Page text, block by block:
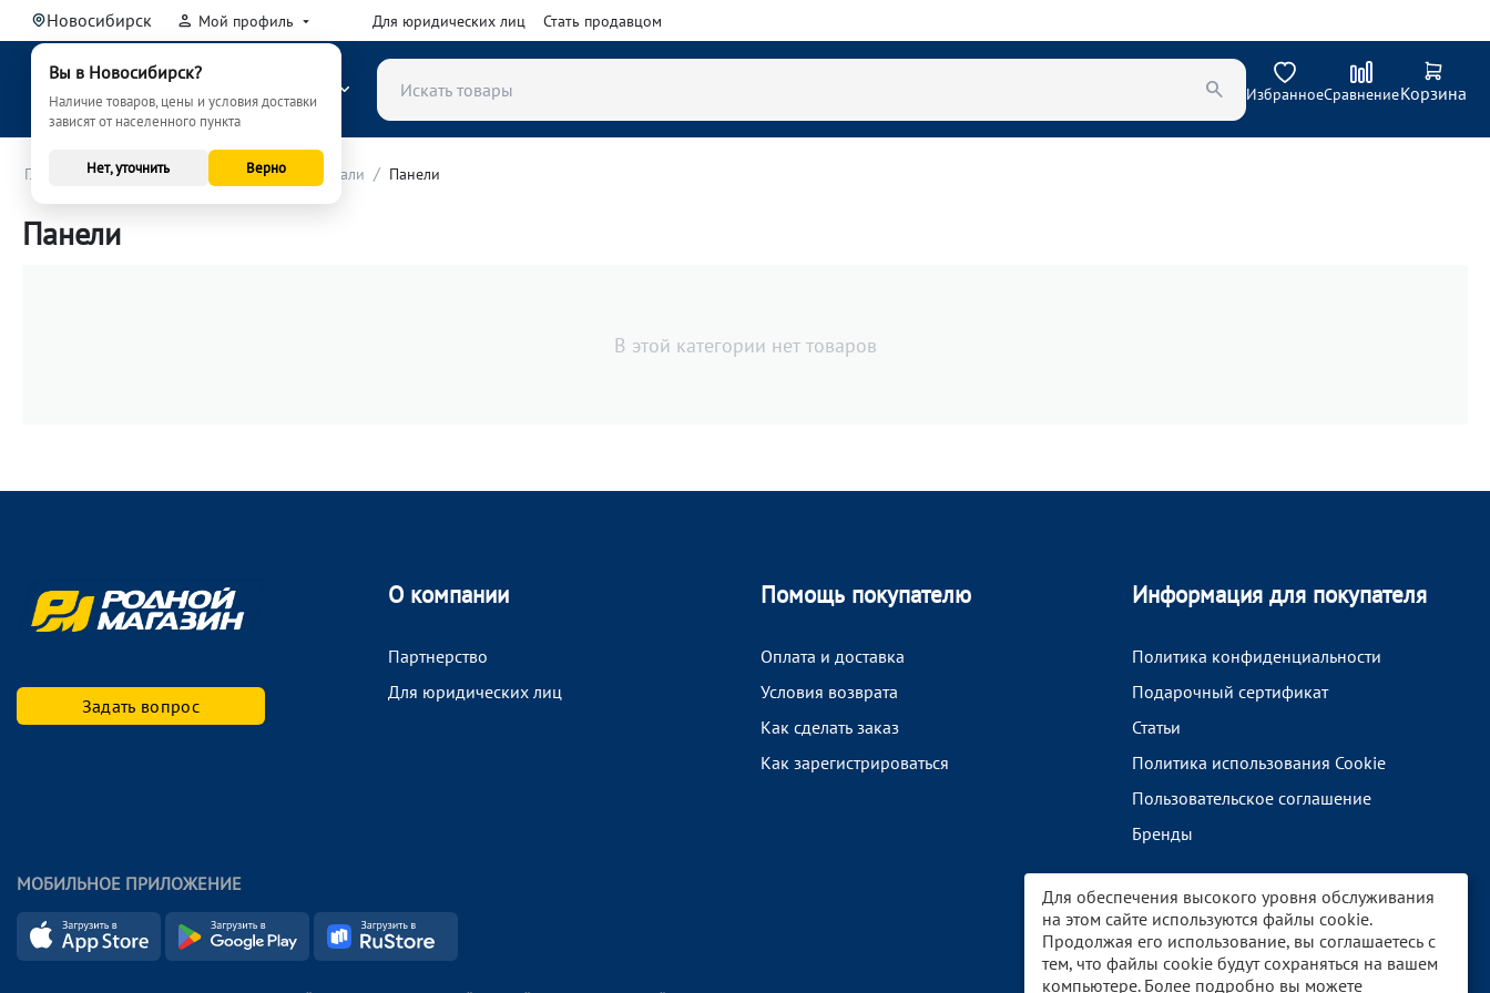
Новосибирск
Вы в Новосибирск?
Наличие товаров, цены и условия доставки
зависят от населенного пункта
Нет, уточнить Верно
Мой профиль Для юридических лиц Стать продавцом
ИзбранноеСравнениеКорзина
Главная / Автозапчасти Интерьерные детали / Панели
Панели
В этой категории нет товаров
Задать вопрос
О компании
Партнерство
Для юридических лиц
Помощь покупателю
Оплата и доставка
Условия возврата
Как сделать заказ
Как зарегистрироваться
Информация для покупателя
Политика конфиденциальности
Подарочный сертификат
Статьи
Политика использования Cookie
Пользовательское соглашение
Бренды
МОБИЛЬНОЕ ПРИЛОЖЕНИЕ
Для обеспечения высокого уровня обслуживания
на этом сайте используются файлы cookie.
Продолжая его использование, вы соглашаетесь с
тем, что файлы cookie будут сохраняться на вашем
компьютере. Более подробно вы можете